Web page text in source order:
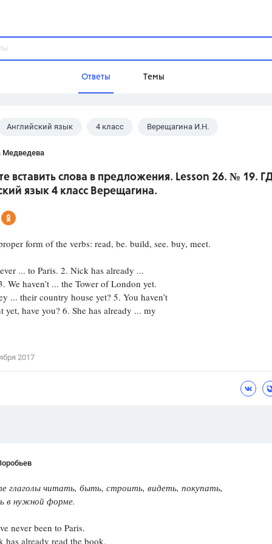
Ответы Темы
Домашнее задание
Учебники
Рудзитис Г.Е.,
Цветков Л. А.
Психология
Английский язык 4 класс Верещагина И.Н.
Медведева
вставить слова в предложения. Lesson 26. № 19.
язык 4 класс Верещагина.
form of the verbs: read, be. build, see. buy, meet.
... to Paris. 2. Nick has already ...
We haven’t ... the Tower of London yet.
... their country house yet? 5. You haven’t
yet, have you? 6. She has already ... my
2017
глаголы читать, быть, строить, видеть, покупать,
в нужной форме.
been to Paris.
already read the book.